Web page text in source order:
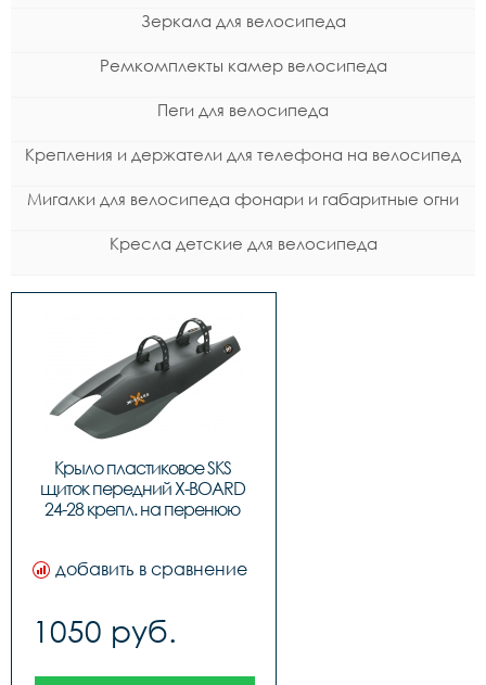
Зеркала для велосипеда
Ремкомплекты камер велосипеда
Пеги для велосипеда
Крепления и держатели для телефона на велосипед
Мигалки для велосипеда фонари и габаритные огни
Кресла детские для велосипеда
Крыло пластиковое SKS
щиток передний X-BOARD
24-28 крепл. на перенюю
добавить в сравнение
1050 руб.